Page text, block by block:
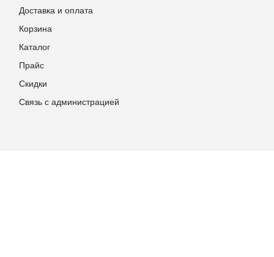
Доставка и оплата
Корзина
Каталог
Прайс
Скидки
Связь с администрацией